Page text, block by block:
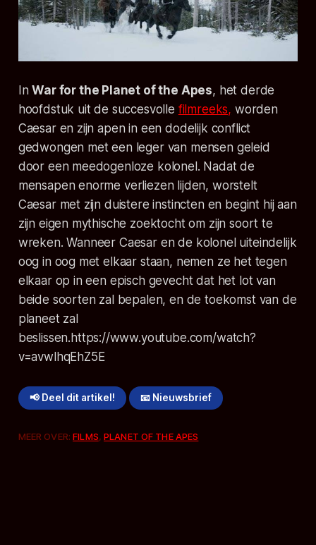
InWar for the Planet of the Apes, het derde
hoofdstuk uit de succesvolle filmreeks, worden
Caesar en zijn apen in een dodelijk conflict
gedwongen met een leger van mensen geleid
door een meedogenloze kolonel. Nadat de
mensapen enorme verliezen lijden, worstelt
Caesar met zijn duistere instincten en begint hij aan
zijn eigen mythische zoektocht om zijn soort te
wreken. Wanneer Caesar en de kolonel uiteindelijk
oog in oog met elkaar staan, nemen ze het tegen
elkaar op in een episch gevecht dat het lot van
beide soorten zal bepalen, en de toekomst van de
planeet zal
beslissen. https://www.youtube.com/watch?
v=avwlhqEhZ5E
📢 Deel dit artikel! 📧 Nieuwsbrief
MEER OVER:FILMS,PLANET OF THE APES